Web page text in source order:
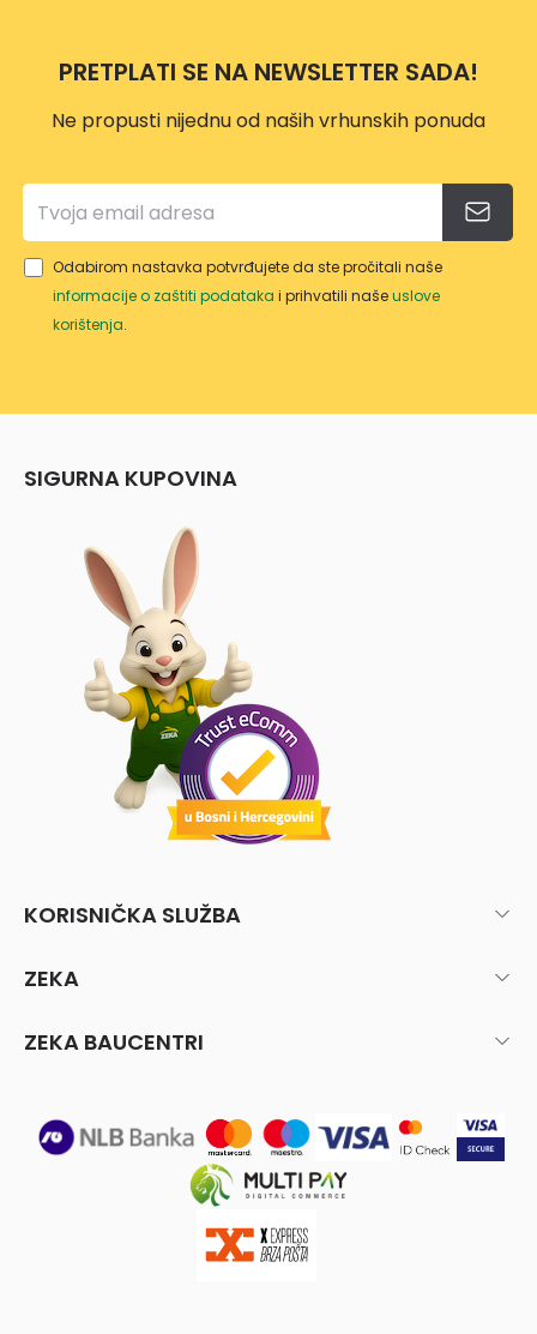
PRETPLATI SE NA NEWSLETTER SADA!
Ne propusti nijednu od naših vrhunskih ponuda
Odabirom nastavka potvrđujete da ste pročitali naše
informacije o zaštiti podataka i prihvatili našeuslove
korištenja.
SIGURNA KUPOVINA
KORISNIČKA SLUŽBA
ZEKA
ZEKA BAUCENTRI